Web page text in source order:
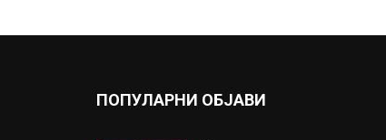
ПОПУЛАРНИ ОБЈАВИ